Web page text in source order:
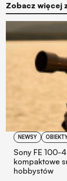
Zobacz więcej
NEWSY
Sony FE 100-
kompaktowe
hobbystów